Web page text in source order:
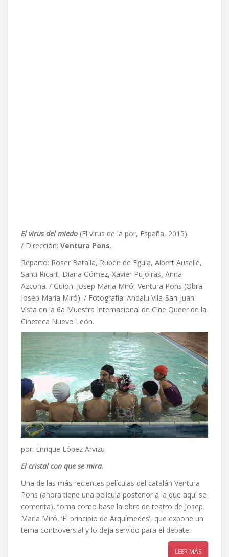
El virus del miedo (El virus de la por, España, 2015)
/ Dirección: Ventura Pons.
Reparto: Roser Batalla, Rubèn de Eguia, Albert Ausellé,
Santi Ricart, Diana Gómez, Xavier Pujolràs, Anna
Azcona. / Guion: Josep Maria Miró, Ventura Pons (Obra:
Josep Maria Miró). / Fotografía: Andalu Vila-San-Juan.
Vista en la 6a Muestra Internacional de Cine Queer de la
Cineteca Nuevo León.
por: Enrique López Arvizu
El cristal con que se mira.
Una de las más recientes películas del catalán Ventura
Pons (ahora tiene una película posterior a la que aquí se
comenta), toma como base la obra de teatro de Josep
Maria Miró, ‘El principio de Arquímedes’, que expone un
tema controversial y lo deja servido para el debate.
LEER MÁS